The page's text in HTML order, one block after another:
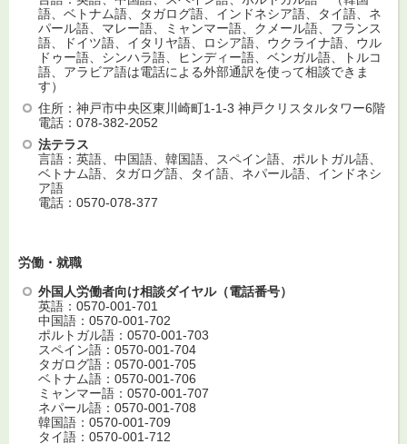
語、ベトナム語、タガログ語、インドネシア語、タイ語、ネ
パール語、マレー語、ミャンマー語、クメール語、フランス
語、ドイツ語、イタリヤ語、ロシア語、ウクライナ語、ウル
ドゥー語、シンハラ語、ヒンディー語、ベンガル語、トルコ
語、アラビア語は電話による外部通訳を使って相談できま
す）
住所：神戸市中央区東川崎町1-1-3 神戸クリスタルタワー6階
電話：078-382-2052
法テラス
言語：英語、中国語、韓国語、スペイン語、ポルトガル語、
ベトナム語、タガログ語、タイ語、ネパール語、インドネシ
ア語
電話：0570-078‐377
労働・就職
外国人労働者向け相談ダイヤル（電話番号）
英語：0570-001-701
中国語：0570-001-702
ポルトガル語：0570-001-703
スペイン語：0570-001-704
タガログ語：0570-001-705
ベトナム語：0570-001-706
ミャンマー語：0570-001-707
ネパール語：0570-001-708
韓国語：0570-001-709
タイ語：0570-001-712